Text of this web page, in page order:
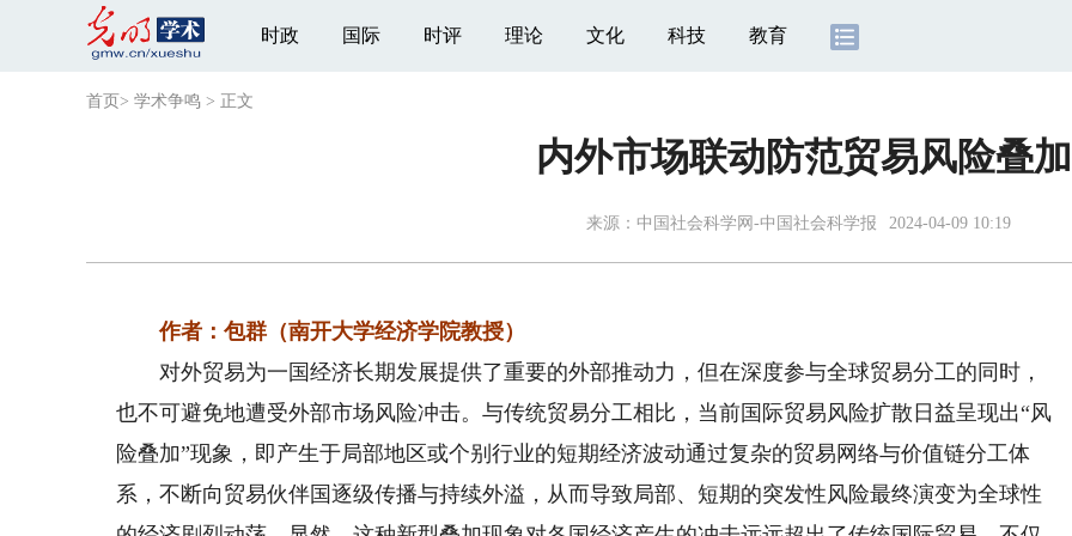
时政 国际 时评 理论 文化 科技 教育
首页 > 学术争鸣 > 正文
内外市场联动防范贸易风险叠加
来源： 中国社会科学网-中国社会科学报 2024-04-09 10:19
作者：包群（南开大学经济学院教授）
对外贸易为一国经济长期发展提供了重要的外部推动力，但在深度参与全球贸易分工的同时，
也不可避免地遭受外部市场风险冲击。与传统贸易分工相比，当前国际贸易风险扩散日益呈现出“风
险叠加”现象，即产生于局部地区或个别行业的短期经济波动通过复杂的贸易网络与价值链分工体
系，不断向贸易伙伴国逐级传播与持续外溢，从而导致局部、短期的突发性风险最终演变为全球性